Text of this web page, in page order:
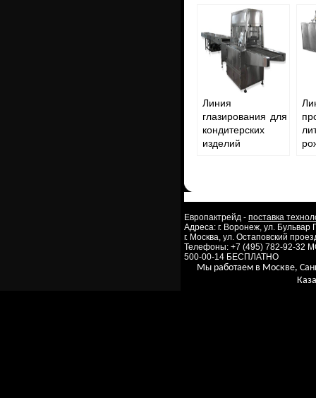
Линия
глазирования для
кондитерских
изделий
Европактрейд - поставка
Адреса: г. Воронеж, ул.
г. Москва, ул. Остаповский
Телефоны: +7 (495) 782-92-32
500-00-14 БЕСПЛАТНО
Мы работаем в Москве,